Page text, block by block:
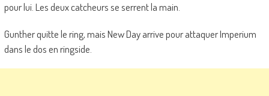
pour lui. Les deux catcheurs se serrent la main.
Gunther quitte le ring, mais New Day arrive pour attaquer Imperium
dans le dos en ringside.